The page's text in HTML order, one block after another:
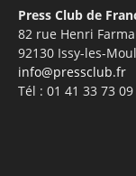
Press Club de
82 rue Henri
92130 Issy-les-
info@pressclub.fr
Tél : 01 41 33 73 09